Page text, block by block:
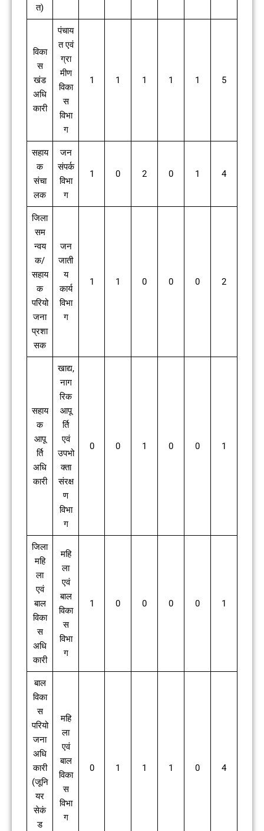
त)
विका
स
खंड
अधि
कारी
पंचाय
त एवं
ग्रा
मीण
विका
स
विभा
ग
1 1 1 1 1 5
सहाय
क
संचा
लक
जन
संपर्क
विभा
ग
1 0 2 0 1 4
जिला
सम
न्वय
क/
सहाय
क
परियो
जना
प्रशा
सक
जन
जाती
य
कार्य
विभा
ग
1 1 0 0 0 2
सहाय
क
आपू
र्ति
अधि
कारी
खाद्य,
नाग
रिक
आपू
र्ति
एवं
उपभो
क्ता
संरक्ष
ण
विभा
ग
0 0 1 0 0 1
जिला
महि
ला
एवं
बाल
विका
स
अधि
कारी
महि
ला
एवं
बाल
विका
स
विभा
ग
1 0 0 0 0 1
बाल
विका
स
परियो
जना
अधि
कारी
(जूनि
यर
सेकं
ड
महि
ला
एवं
बाल
विका
स
विभा
ग
0 1 1 1 0 4